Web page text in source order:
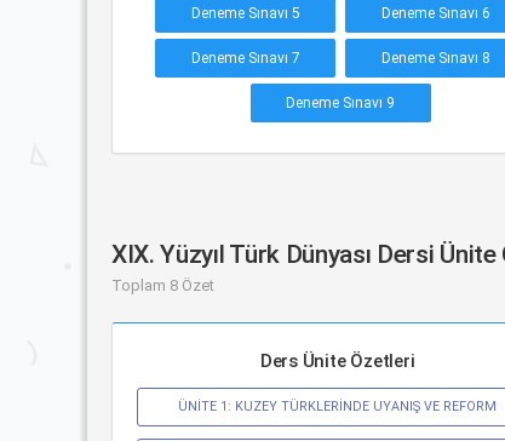
Deneme Sınavı 5 Deneme Sınavı 6
Deneme Sınavı 7 Deneme Sınavı 8
Deneme Sınavı 9
XIX. Yüzyıl Türk Dünyası Dersi
Toplam 8 Özet
Ders Ünite Özetleri
ÜNİTE 1: KUZEY TÜRKLERİNDE UYANIŞ VE REFORM